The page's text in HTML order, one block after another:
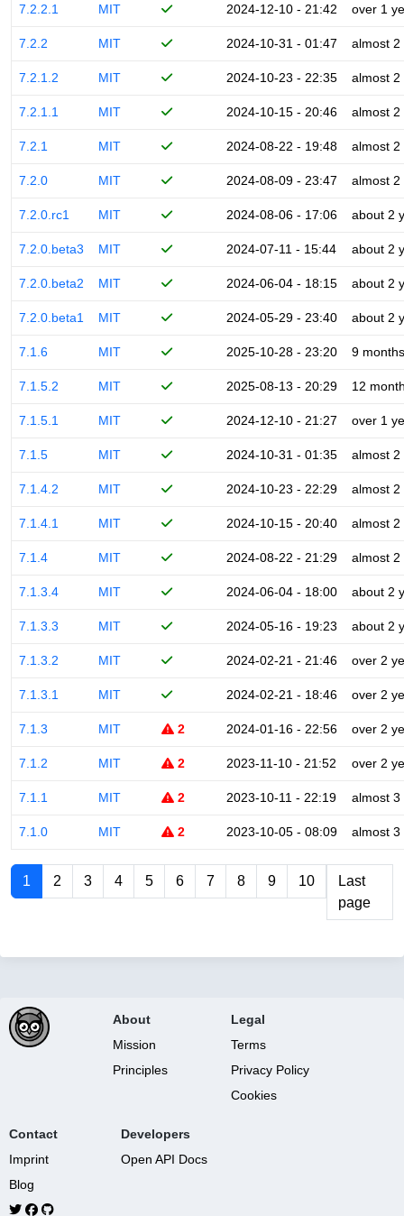
7.2.2.1 MIT 2024-12-10 - 21:42 over 1
7.2.2 MIT 2024-10-31 - 01:47 almost 2
7.2.1.2 MIT 2024-10-23 - 22:35 almost 2
7.2.1.1 MIT 2024-10-15 - 20:46 almost 2
7.2.1 MIT 2024-08-22 - 19:48 almost 2
7.2.0 MIT 2024-08-09 - 23:47 almost 2
7.2.0.rc1 MIT 2024-08-06 - 17:06 about 2
7.2.0.beta3 MIT 2024-07-11 - 15:44 about 2
7.2.0.beta2 MIT 2024-06-04 - 18:15 about 2
7.2.0.beta1 MIT 2024-05-29 - 23:40 about 2
7.1.6 MIT 2025-10-28 - 23:20 9 months
7.1.5.2 MIT 2025-08-13 - 20:29 12
7.1.5.1 MIT 2024-12-10 - 21:27 over 1
7.1.5 MIT 2024-10-31 - 01:35 almost 2
7.1.4.2 MIT 2024-10-23 - 22:29 almost 2
7.1.4.1 MIT 2024-10-15 - 20:40 almost 2
7.1.4 MIT 2024-08-22 - 21:29 almost 2
7.1.3.4 MIT 2024-06-04 - 18:00 about 2
7.1.3.3 MIT 2024-05-16 - 19:23 about 2
7.1.3.2 MIT 2024-02-21 - 21:46 over 2
7.1.3.1 MIT 2024-02-21 - 18:46 over 2
7.1.3 MIT 2 2024-01-16 - 22:56 over 2
7.1.2 MIT 2 2023-11-10 - 21:52 over 2
7.1.1 MIT 2 2023-10-11 - 22:19 almost 3
7.1.0 MIT 2 2023-10-05 - 08:09 almost 3
1 2 3 4 5 6 7 8 9 10
Last
page
About
Mission
Principles
Legal
Terms
Privacy Policy
Cookies
Contact
Imprint
Blog
Developers
Open API Docs